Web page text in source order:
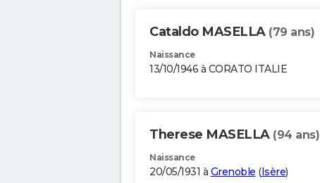
Cataldo MASELLA (79 ans)
Naissance
13/10/1946 à CORATO ITALIE
Therese MASELLA (94 ans)
Naissance
20/05/1931 à Grenoble (Isère)